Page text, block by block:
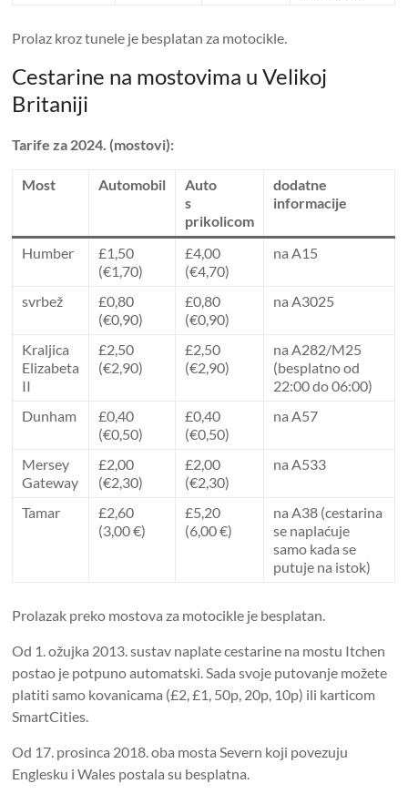
Prolaz kroz tunele je besplatan za motocikle.
Cestarine na mostovima u Velikoj
Britaniji
Tarife za 2024. (mostovi):
Most Automobil
Auto
s
prikolicom
dodatne
informacije
Humber
£1,50
(€1,70)
£4,00
(€4,70)
na A15
svrbež
£0,80
(€0,90)
£0,80
(€0,90)
na A3025
Kraljica
Elizabeta
II
£2,50
(€2,90)
£2,50
(€2,90)
na A282/M25
(besplatno od
22:00 do 06:00)
Dunham
£0,40
(€0,50)
£0,40
(€0,50)
na A57
Mersey
Gateway
£2,00
(€2,30)
£2,00
(€2,30)
na A533
Tamar
£2,60
(3,00 €)
£5,20
(6,00 €)
na A38 (cestarina
se naplaćuje
samo kada se
putuje na istok)
Prolazak preko mostova za motocikle je besplatan.
Od 1. ožujka 2013. sustav naplate cestarine na mostu Itchen
postao je potpuno automatski. Sada svoje putovanje možete
platiti samo kovanicama (£2, £1, 50p, 20p, 10p) ili karticom
SmartCities.
Od 17. prosinca 2018. oba mosta Severn koji povezuju
Englesku i Wales postala su besplatna.